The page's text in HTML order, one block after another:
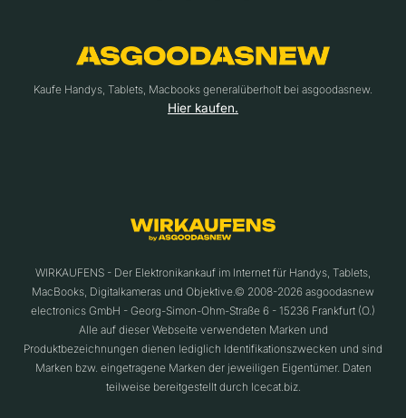
Kaufe Handys, Tablets, Macbooks generalüberholt bei asgoodasnew.
Hier kaufen.
WIRKAUFENS - Der Elektronikankauf im Internet für Handys, Tablets,
MacBooks, Digitalkameras und Objektive.© 2008-2026 asgoodasnew
electronics GmbH - Georg-Simon-Ohm-Straße 6 - 15236 Frankfurt (O.)
Alle auf dieser Webseite verwendeten Marken und
Produktbezeichnungen dienen lediglich Identifikationszwecken und sind
Marken bzw. eingetragene Marken der jeweiligen Eigentümer. Daten
teilweise bereitgestellt durch Icecat.biz.